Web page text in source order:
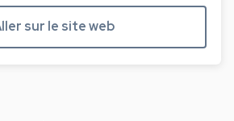
sur le site web